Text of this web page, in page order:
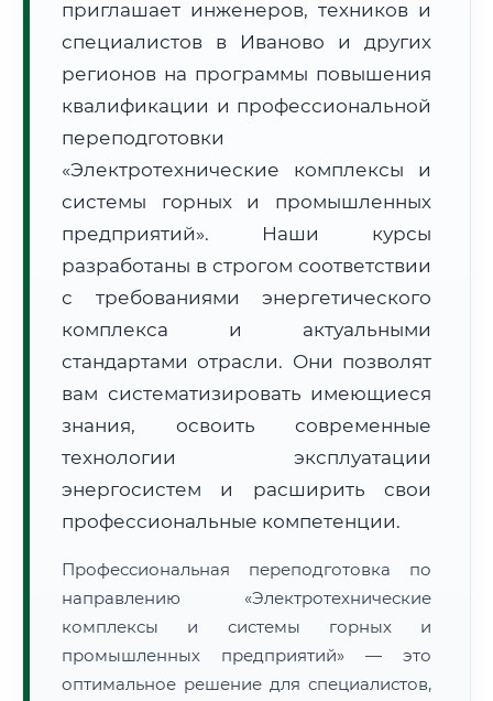
• Маршрут транзита:~2 575 км
📜 Документы и аккредитация ФИС ФРДО
Нажмите на документ для увеличения и просмотра
приглашает инженеров, техников и
специалистов в Иваново и других
регионов на программы повышения
квалификации и профессиональной
переподготовки
«Электротехнические комплексы и
системы горных и промышленных
предприятий». Наши курсы
разработаны в строгом соответствии
с требованиями энергетического
комплекса и актуальными
стандартами отрасли. Они позволят
вам систематизировать имеющиеся
знания, освоить современные
технологии эксплуатации
энергосистем и расширить свои
профессиональные компетенции.
Профессиональная переподготовка по
направлению «Электротехнические
комплексы и системы горных и
промышленных предприятий» — это
оптимальное решение для специалистов,